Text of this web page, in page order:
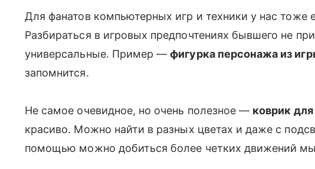
Для фанатов компьютерных игр и техники у нас тоже
Разбираться в игровых предпочтениях бывшего не
универсальные. Пример —фигурка персонажа из
запомнится.
Не самое очевидное, но очень полезное — коврик
красиво. Можно найти в разных цветах и даже с
помощью можно добиться более четких движений